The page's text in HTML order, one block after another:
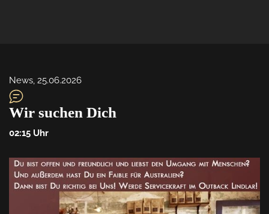
News, 25.06.2026
Wir suchen Dich
02:15 Uhr